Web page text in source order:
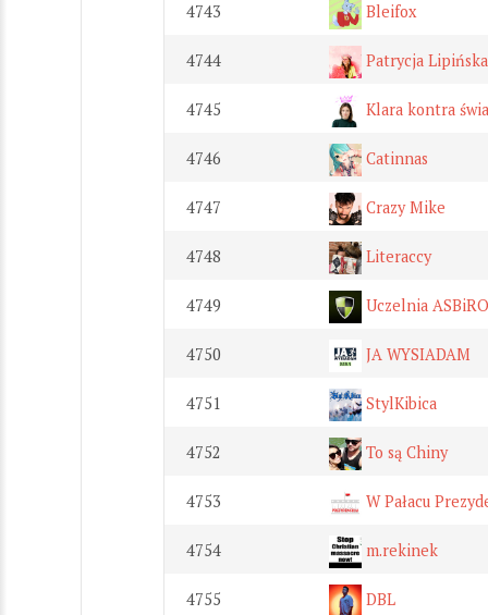
4743 Bleifox
4744 Patrycja Lipińska
4745 Klara kontra
4746 Catinnas
4747 Crazy Mike
4748 Literaccy
4749 Uczelnia
4750 JA WYSIADAM
4751 StylKibica
4752 To są Chiny
4753 W Pałacu
4754 m.rekinek
4755 DBL